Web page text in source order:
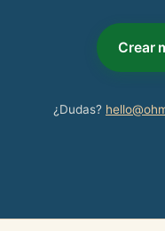
Crear
¿Dudas?